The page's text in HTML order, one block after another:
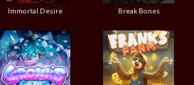
Immortal Desire Break Bones